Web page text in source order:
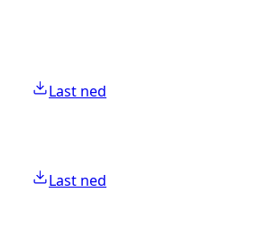
Last ned
Last ned